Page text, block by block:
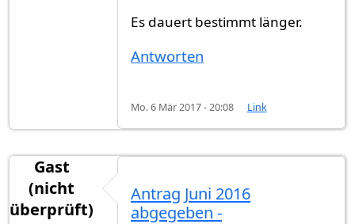
Es dauert bestimmt länger.
Antworten
Mo. 6 Mär 2017 - 20:08 Link
Gast
(nicht
überprüft)
Antrag Juni 2016
abgegeben -